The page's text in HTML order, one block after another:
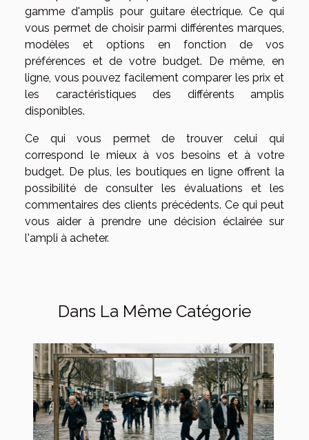
gamme d'amplis pour guitare électrique. Ce qui
vous permet de choisir parmi différentes marques,
modèles et options en fonction de vos
préférences et de votre budget. De même, en
ligne, vous pouvez facilement comparer les prix et
les caractéristiques des différents amplis
disponibles.
Ce qui vous permet de trouver celui qui
correspond le mieux à vos besoins et à votre
budget. De plus, les boutiques en ligne offrent la
possibilité de consulter les évaluations et les
commentaires des clients précédents. Ce qui peut
vous aider à prendre une décision éclairée sur
l'ampli à acheter.
Dans La Même Catégorie